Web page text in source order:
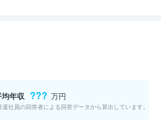
年収 ??? 万円
社員の回答者による回答データから算出しています。